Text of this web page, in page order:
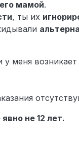
мамой.
, ты их
меня
не 12 лет.